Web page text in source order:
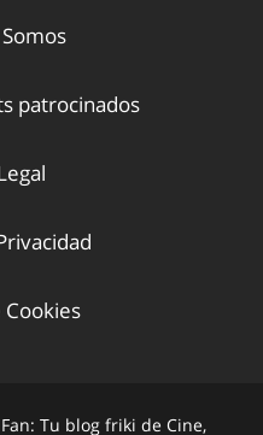
patrocinados
Cookies
Tu blog friki de Cine,